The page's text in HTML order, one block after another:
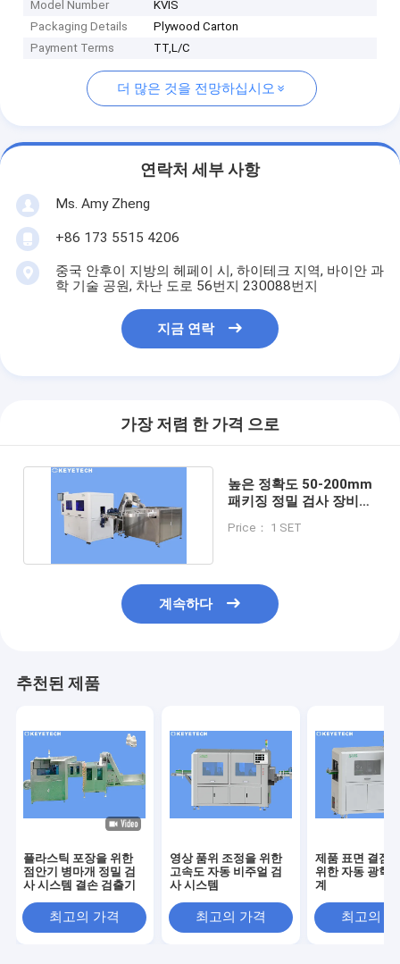
Model Number
KVIS
Packaging Details
Plywood Carton
Payment Terms
TT,L/C
더 많은 것을 전망하십시오
연락처 세부 사항
Ms. Amy Zheng
+86 173 5515 4206
중국 안후이 지방의 헤페이 시, 하이테크 지역, 바이안 과
학 기술 공원, 차난 도로 56번지 230088번지
지금 연락
가장 저렴 한 가격 으로
높은 정확도 50-200mm
패키징 정밀 검사 장비
Price： 1 SET
계속하다
추천된 제품
플라스틱 포장을 위한
점안기 병마개 정밀 검
사 시스템 결손 검출기
최고의 가격
영상 품위 조정을 위한
고속도 자동 비주얼 검
사 시스템
최고의 가격
제품 표면 결점
위한 자동 광학
계
최고의